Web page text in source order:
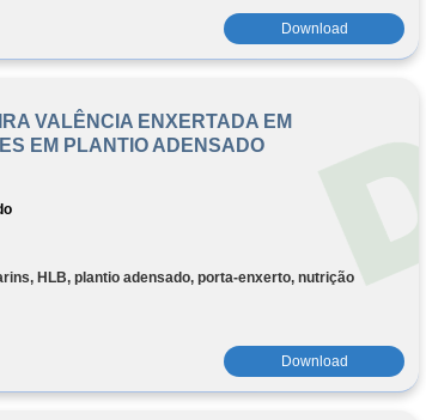
Download
VALÊNCIA ENXERTADA EM
EM PLANTIO ADENSADO
HLB, plantio adensado, porta-enxerto, nutrição
Download